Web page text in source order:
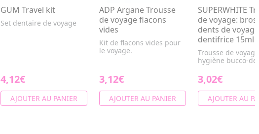
GUM Travel kit
Set dentaire de voyage
4,12€
AJOUTER AU PANIER
ADP Argane Trousse
de voyage flacons
vides
Kit de flacons vides pour
le voyage.
3,12€
AJOUTER AU PANIER
SUPERWHITE
de voyage:
dents de
dentifrice 15ml
Trousse de
hygiène bucco-
3,02€
AJOUTER AU